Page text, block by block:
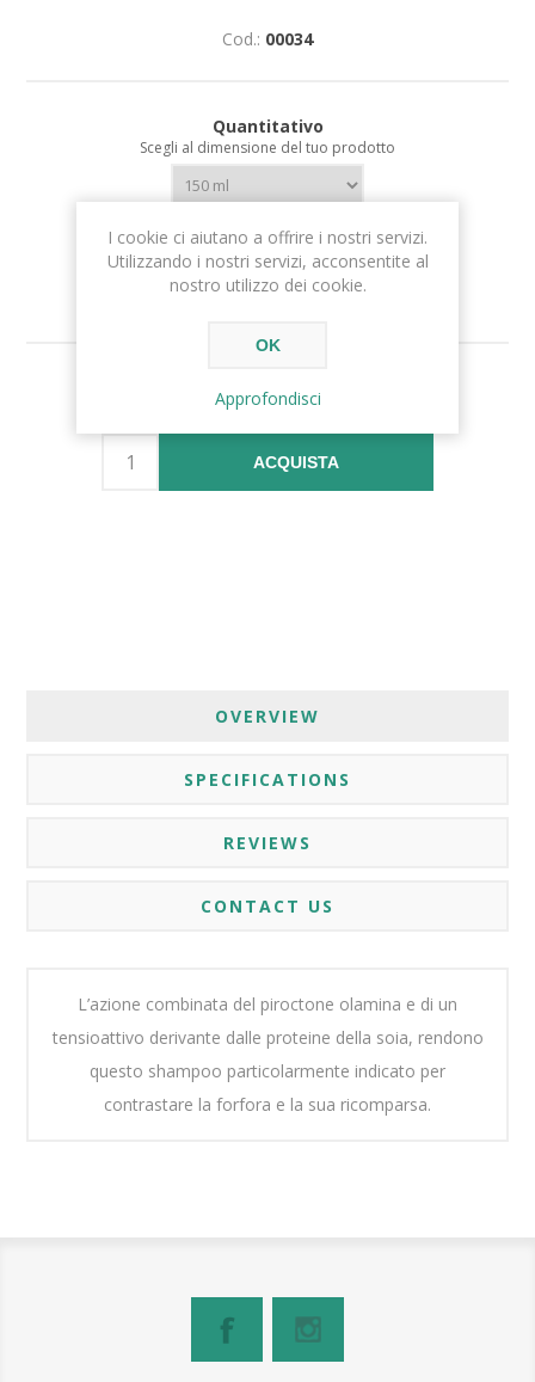
Cod.: 00034
Quantitativo
Scegli al dimensione del tuo prodotto
€12,00
ACQUISTA
OVERVIEW
SPECIFICATIONS
REVIEWS
CONTACT US
L’azione combinata del piroctone olamina e di un
tensioattivo derivante dalle proteine della soia, rendono
questo shampoo particolarmente indicato per
contrastare la forfora e la sua ricomparsa.
I cookie ci aiutano a offrire i nostri servizi.
Utilizzando i nostri servizi, acconsentite al
nostro utilizzo dei cookie.
OK
Approfondisci